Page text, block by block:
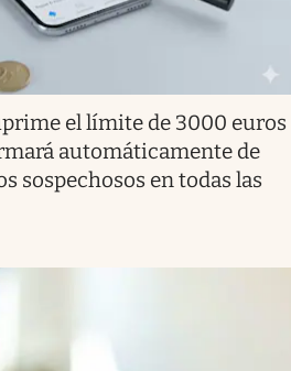
el límite de 3000 euros
automáticamente de
sospechosos en todas las